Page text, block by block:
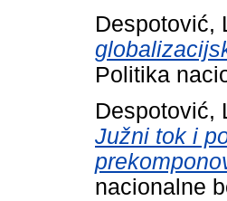
Despotović,
Politika
Despotović,
Južni tok i
nacionalne